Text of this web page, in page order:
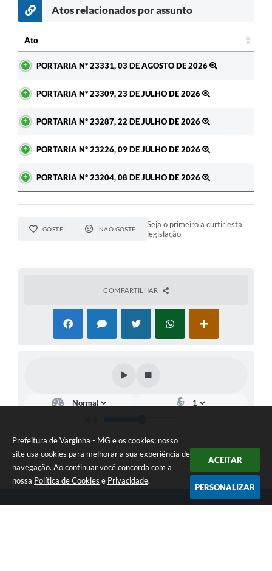
Prefeitura de Varginha - MG e os cookies: nosso
site usa cookies para melhorar a sua experiência de
navegação. Ao continuar você concorda com a
nossa Política de Cookies e Privacidade.
ACEITAR
PERSONALIZAR
Atos relacionados por assunto
Ato
PORTARIA Nº 23331, 03 DE AGOSTO DE 2026
PORTARIA Nº 23309, 23 DE JULHO DE 2026
PORTARIA Nº 23287, 22 DE JULHO DE 2026
PORTARIA Nº 23226, 09 DE JULHO DE 2026
PORTARIA Nº 23204, 08 DE JULHO DE 2026
GOSTEI NÃO GOSTEI
Seja o primeiro a curtir esta
legislação.
COMPARTILHAR